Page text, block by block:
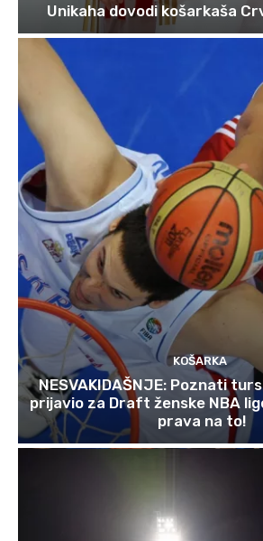
Unikaha dovodi košarkaša
KOŠARKA
NESVAKIDAŠNJE: Poznati
prijavio za Draft ženske NBA
prava na to!